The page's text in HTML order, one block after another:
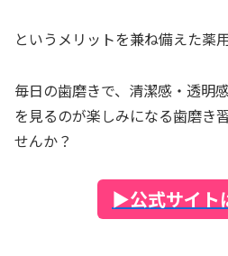
というメリットを兼ね備えた薬
毎日の歯磨きで、清潔感・透明
を見るのが楽しみになる歯磨き
せんか？
▶公式サイト